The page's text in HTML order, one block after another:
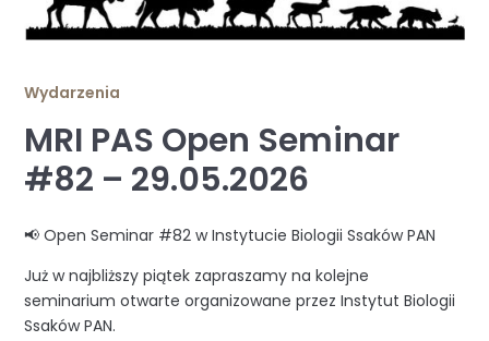
Wydarzenia
MRI PAS Open Seminar
#82 – 29.05.2026
📢 Open Seminar #82 w Instytucie Biologii Ssaków PAN
Już w najbliższy piątek zapraszamy na kolejne
seminarium otwarte organizowane przez Instytut Biologii
Ssaków PAN.